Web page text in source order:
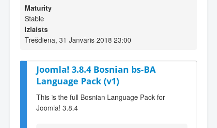
Maturity
Stable
Izlaists
Trešdiena, 31 Janvāris 2018 23:00
Joomla! 3.8.4 Bosnian bs-BA
Language Pack (v1)
This is the full Bosnian Language Pack for
Joomla! 3.8.4